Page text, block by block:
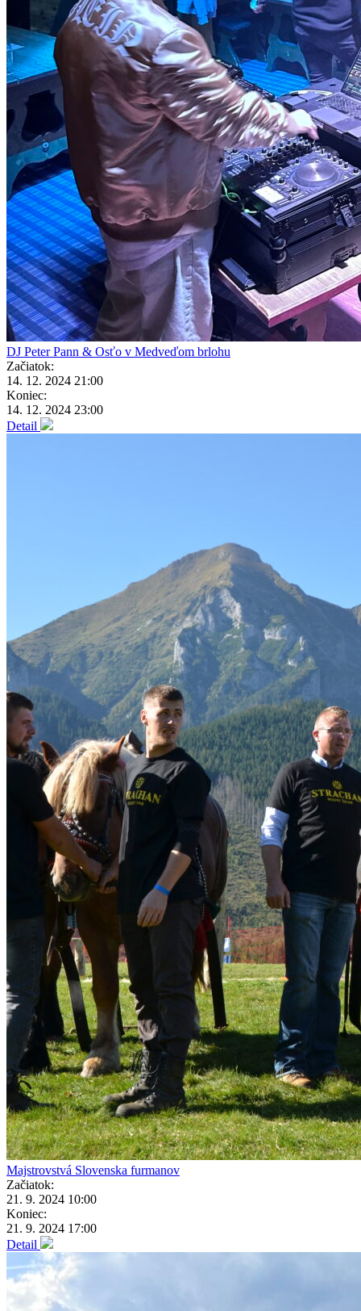
DJ Peter Pann & Osťo v Medveďom brlohu
Začiatok:
14. 12. 2024 21:00
Koniec:
14. 12. 2024 23:00
Detail
Majstrovstvá Slovenska furmanov
Začiatok:
21. 9. 2024 10:00
Koniec:
21. 9. 2024 17:00
Detail